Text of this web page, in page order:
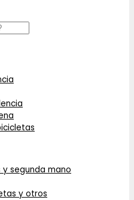
segunda mano
y otros